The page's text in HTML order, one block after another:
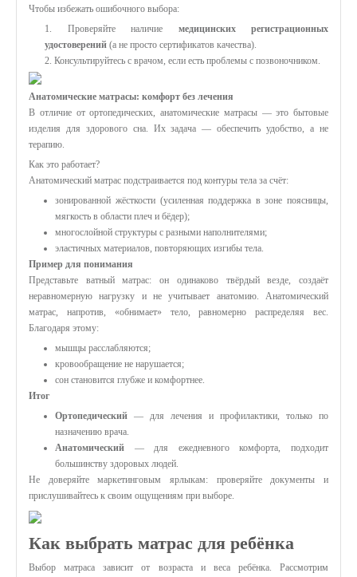
Чтобы избежать ошибочного выбора:
1. Проверяйте наличие медицинских регистрационных
удостоверений (а не просто сертификатов качества).
2. Консультируйтесь с врачом, если есть проблемы с позвоночником.
Анатомические матрасы: комфорт без лечения
В отличие от ортопедических, анатомические матрасы — это бытовые
изделия для здорового сна. Их задача — обеспечить удобство, а не
терапию.
Как это работает?
Анатомический матрас подстраивается под контуры тела за счёт:
зонированной жёсткости (усиленная поддержка в зоне поясницы,
мягкость в области плеч и бёдер);
многослойной структуры с разными наполнителями;
эластичных материалов, повторяющих изгибы тела.
Пример для понимания
Представьте ватный матрас: он одинаково твёрдый везде, создаёт
неравномерную нагрузку и не учитывает анатомию. Анатомический
матрас, напротив, «обнимает» тело, равномерно распределяя вес.
Благодаря этому:
мышцы расслабляются;
кровообращение не нарушается;
сон становится глубже и комфортнее.
Итог
Ортопедический — для лечения и профилактики, только по
назначению врача.
Анатомический — для ежедневного комфорта, подходит
большинству здоровых людей.
Не доверяйте маркетинговым ярлыкам: проверяйте документы и
прислушивайтесь к своим ощущениям при выборе.
Как выбрать матрас для ребёнка
Выбор матраса зависит от возраста и веса ребёнка. Рассмотрим